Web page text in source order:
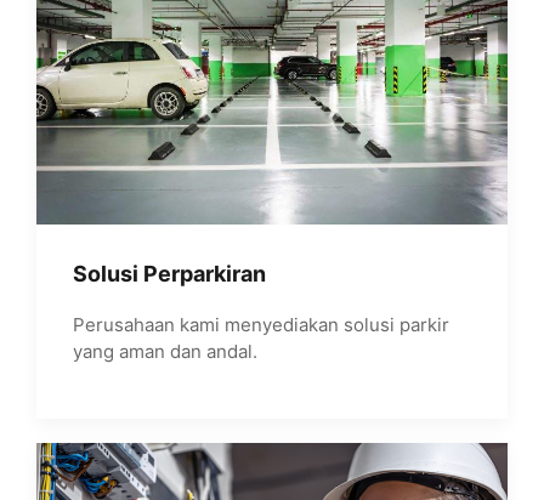
Solusi Perparkiran
Perusahaan kami menyediakan solusi parkir
yang aman dan andal.